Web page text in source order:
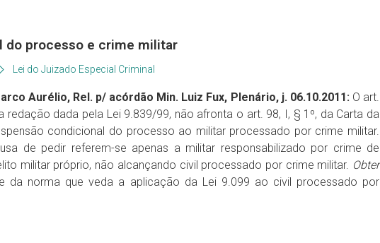
do processo e crime militar
Lei do Juizado Especial Criminal
Aurélio, Rel. p/ acórdão Min. Luiz Fux, Plenário, j. 06.10.2011: O art.
redação dada pela Lei 9.839/99, não afronta o art. 98, I, § 1º, da Carta da
condicional do processo ao militar processado por crime militar.
de pedir referem-se apenas a militar responsabilizado por crime de
militar próprio, não alcançando civil processado por crime militar. Obter
da norma que veda a aplicação da Lei 9.099 ao civil processado por